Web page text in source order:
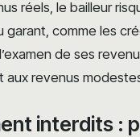
réels, le bailleur
comme les
de ses
aux revenus
interdits :